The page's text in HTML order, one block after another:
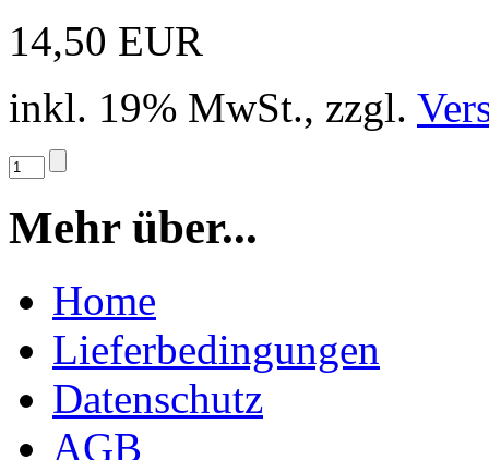
14,50 EUR
inkl. 19% MwSt., zzgl.
Mehr über...
Home
Lieferbedingungen
Datenschutz
AGB